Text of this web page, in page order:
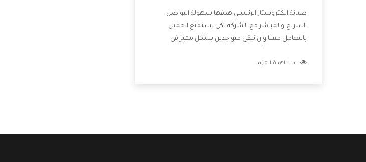
صيانة الكتروستار الرئيسي هدفها سهولة التواصل
السريع والمباشر مع الشركة لكى يستمتع العميل
بالتعامل معنا وان نبقى متواجدين بشكل مميز فى
للعميل وان يستمتع بالخدمات التى تنفرد الشركة بها
مشاهدة المزيد